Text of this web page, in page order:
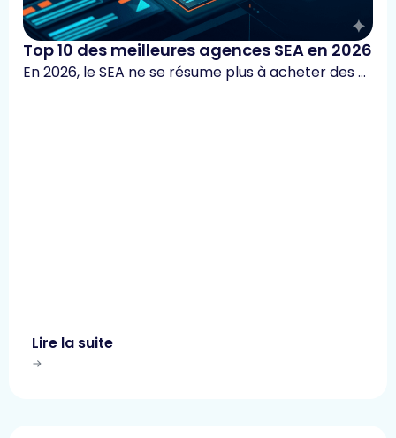
Top 10 des meilleures agences SEA en 2026
En 2026, le SEA ne se résume plus à acheter des …
Lire la suite